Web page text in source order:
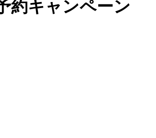
約キャンペーン